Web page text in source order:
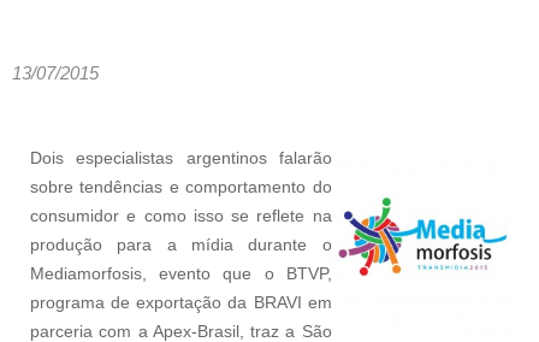
13/07/2015
Dois especialistas argentinos falarão
sobre tendências e comportamento do
consumidor e como isso se reflete na
produção para a mídia durante o
Mediamorfosis, evento que o BTVP,
programa de exportação da BRAVI em
parceria com a Apex-Brasil, traz a São